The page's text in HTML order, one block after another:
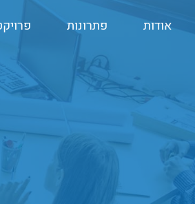
אודות פתרונות